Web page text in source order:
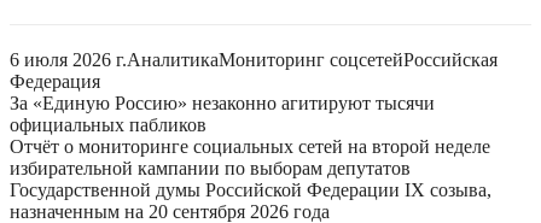
6 июля 2026 г.АналитикаМониторинг соцсетейРоссийская
Федерация
За «Единую Россию» незаконно агитируют тысячи
официальных пабликов
Отчёт о мониторинге социальных сетей на второй неделе
избирательной кампании по выборам депутатов
Государственной думы Российской Федерации IX созыва,
назначенным на 20 сентября 2026 года